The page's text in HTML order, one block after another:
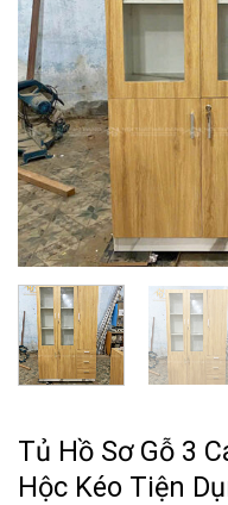
Tủ Hồ Sơ Gỗ 3
Hộc Kéo Tiện